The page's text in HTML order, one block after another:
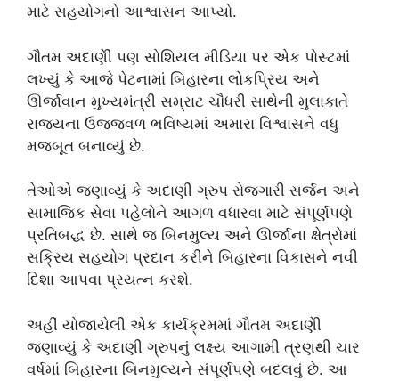
માટે સહયોગનો આશ્વાસન આપ્યો.
ગૌતમ અદાણીે પણ સોશિયલ મીડિયા પર એક પોસ્ટમાં
લખ્યું કે આજે પેટનામાં બિહારના લોકપ્રિય અને
ઊર્જાવાન મુખ્યમંત્રી સમ્રાટ ચૌધરી સાથેની મુલાકાતે
રાજ્યના ઉજ્જવળ ભવિષ્યમાં અમારા વિશ્વાસને વધુ
મજબૂત બનાવ્યું છે.
તેઓએ જણાવ્યું કે અદાણી ગ્રુપ રોજગારી સર્જન અને
સામાજિક સેવા પહેલોને આગળ વધારવા માટે સંપૂર્ણપણે
પ્રતિબદ્ધ છે. સાથે જ બિનમુલ્ય અને ઊર્જાના ક્ષેત્રોમાં
સક્રિય સહયોગ પ્રદાન કરીને બિહારના વિકાસને નવી
દિશા આપવા પ્રયત્ન કરશે.
અહીં યોજાયેલી એક કાર્યક્રમમાં ગૌતમ અદાણીે
જણાવ્યું કે અદાણી ગ્રુપનું લક્ષ્ય આગામી ત્રણથી ચાર
વર્ષમાં બિહારના બિનમુલ્યને સંપૂર્ણપણે બદલવું છે. આ